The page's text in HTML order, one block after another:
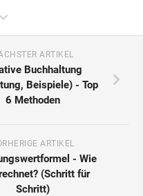
ARTIKEL
Buchhaltung
Beispiele) - Top
6 Methoden
ARTIKEL
- Wie
(Schritt für
Schritt)